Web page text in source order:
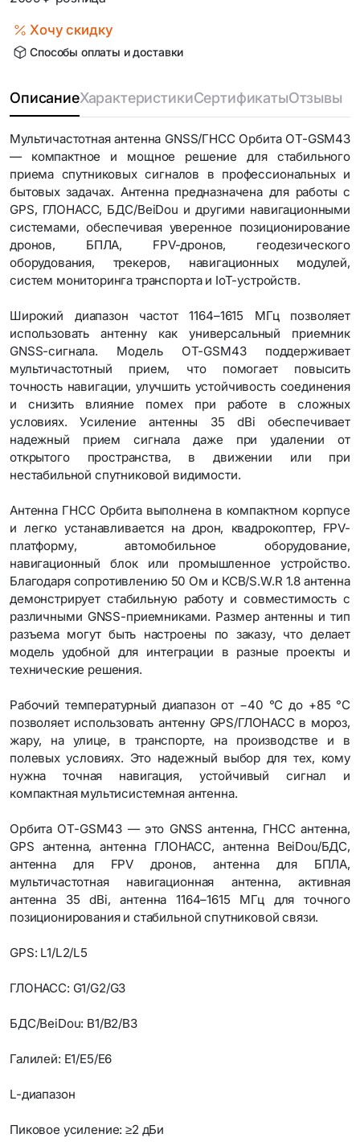
Хочу скидку
Способы оплаты и доставки
ОписаниеХарактеристикиСертификатыОтзывы
Мультичастотная антенна GNSS/ГНСС Орбита OT-GSM43
— компактное и мощное решение для стабильного
приема спутниковых сигналов в профессиональных и
бытовых задачах. Антенна предназначена для работы с
GPS, ГЛОНАСС, БДС/BeiDou и другими навигационными
системами, обеспечивая уверенное позиционирование
дронов, БПЛА, FPV-дронов, геодезического
оборудования, трекеров, навигационных модулей,
систем мониторинга транспорта и IoT-устройств.
Широкий диапазон частот 1164–1615 МГц позволяет
использовать антенну как универсальный приемник
GNSS-сигнала. Модель OT-GSM43 поддерживает
мультичастотный прием, что помогает повысить
точность навигации, улучшить устойчивость соединения
и снизить влияние помех при работе в сложных
условиях. Усиление антенны 35 dBi обеспечивает
надежный прием сигнала даже при удалении от
открытого пространства, в движении или при
нестабильной спутниковой видимости.
Антенна ГНСС Орбита выполнена в компактном корпусе
и легко устанавливается на дрон, квадрокоптер, FPV-
платформу, автомобильное оборудование,
навигационный блок или промышленное устройство.
Благодаря сопротивлению 50 Ом и КСВ/S.W.R 1.8 антенна
демонстрирует стабильную работу и совместимость с
различными GNSS-приемниками. Размер антенны и тип
разъема могут быть настроены по заказу, что делает
модель удобной для интеграции в разные проекты и
технические решения.
Рабочий температурный диапазон от −40 °C до +85 °C
позволяет использовать антенну GPS/ГЛОНАСС в мороз,
жару, на улице, в транспорте, на производстве и в
полевых условиях. Это надежный выбор для тех, кому
нужна точная навигация, устойчивый сигнал и
компактная мультисистемная антенна.
Орбита OT-GSM43 — это GNSS антенна, ГНСС антенна,
GPS антенна, антенна ГЛОНАСС, антенна BeiDou/БДС,
антенна для FPV дронов, антенна для БПЛА,
мультичастотная навигационная антенна, активная
антенна 35 dBi, антенна 1164–1615 МГц для точного
позиционирования и стабильной спутниковой связи.
GPS: L1/L2/L5
ГЛОНАСС: G1/G2/G3
БДС/BeiDou: B1/B2/B3
Галилей: E1/E5/E6
L-диапазон
Пиковое усиление: ≥2 дБи